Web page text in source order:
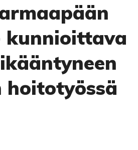
kunnioittava